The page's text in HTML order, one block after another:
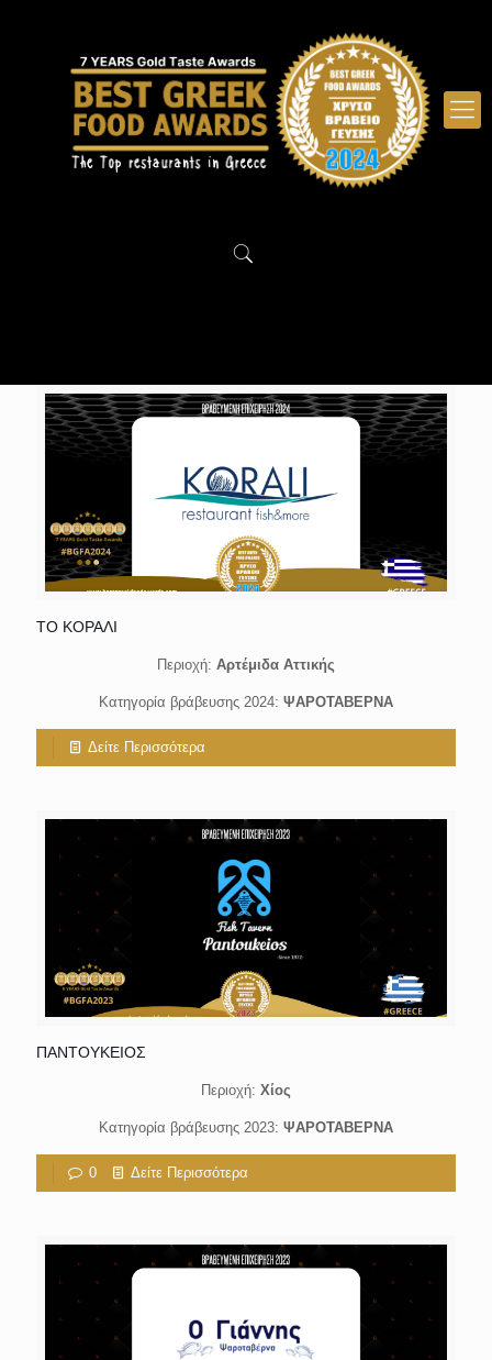
ΤΟ ΚΟΡΑΛΙ
Περιοχή: Αρτέμιδα Αττικής
Κατηγορία βράβευσης 2024: ΨΑΡΟΤΑΒΕΡΝΑ
Δείτε Περισσότερα
ΠΑΝΤΟΥΚΕΙΟΣ
Περιοχή: Χίος
Κατηγορία βράβευσης 2023: ΨΑΡΟΤΑΒΕΡΝΑ
0 Δείτε Περισσότερα